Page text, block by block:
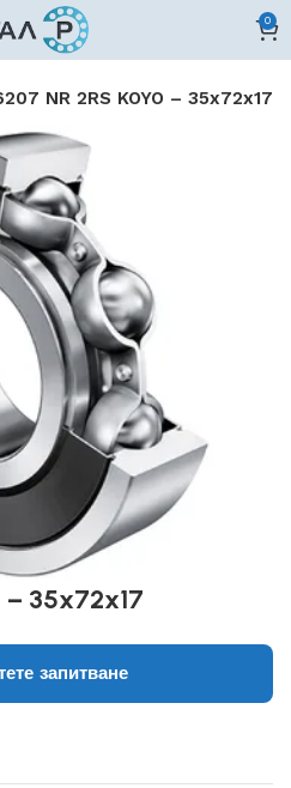
0
NR 2RS KOYO – 35x72x17
– 35x72x17
запитване